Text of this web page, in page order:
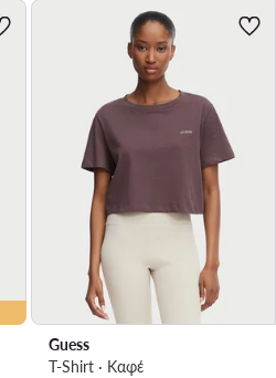
Guess
T-Shirt · Καφέ